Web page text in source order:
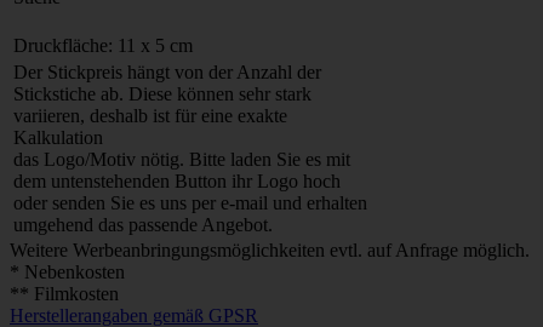
Druckfläche: 11 x 5 cm
Der Stickpreis hängt von der Anzahl der
Stickstiche ab. Diese können sehr stark
variieren, deshalb ist für eine exakte
Kalkulation
das Logo/Motiv nötig. Bitte laden Sie es mit
dem untenstehenden Button ihr Logo hoch
oder senden Sie es uns per e-mail und erhalten
umgehend das passende Angebot.
Weitere Werbeanbringungsmöglichkeiten evtl. auf Anfrage möglich.
* Nebenkosten
** Filmkosten
Herstellerangaben gemäß GPSR